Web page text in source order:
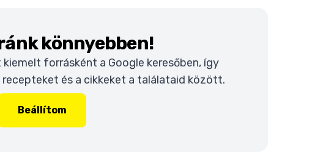
könnyebben!
forrásként a Google keresőben, így
recepteket és a cikkeket a találataid között.
Beállítom